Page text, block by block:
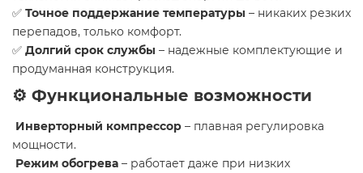
✅ Точное поддержание температуры – никаких резких
перепадов, только комфорт.
✅ Долгий срок службы – надежные комплектующие и
продуманная конструкция.
⚙️ Функциональные возможности
Инверторный компрессор – плавная регулировка
мощности.
Режим обогрева – работает даже при низких